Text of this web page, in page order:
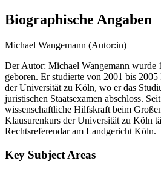
Biographische Angaben
Michael Wangemann (Autor:in)
Der Autor: Michael Wangemann wurde
geboren. Er studierte von 2001 bis 2005
der Universität zu Köln, wo er das
juristischen Staatsexamen abschloss.
wissenschaftliche Hilfskraft beim
Klausurenkurs der Universität zu Köln
Rechtsreferendar am Landgericht Köln.
Key Subject Areas